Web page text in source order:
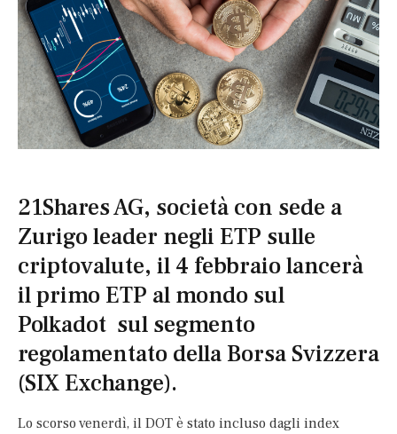
21Shares AG, società con sede a
Zurigo leader negli ETP sulle
criptovalute, il 4 febbraio lancerà
il primo ETP al mondo sul
Polkadot sul segmento
regolamentato della Borsa Svizzera
(SIX Exchange).
Lo scorso venerdì, il DOT è stato incluso dagli index